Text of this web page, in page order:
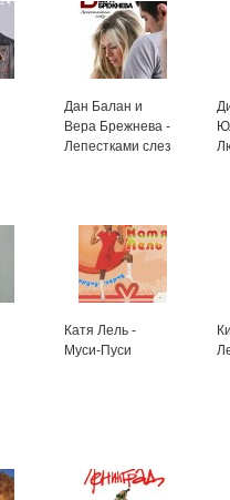
Дан Балан и
Вера Брежнева -
Лепестками слез
Катя Лель -
Муси-Пуси